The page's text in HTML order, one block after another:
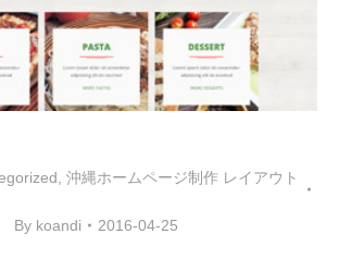
沖縄ホームページ制作 レイアウト
By koandi 2016-04-25